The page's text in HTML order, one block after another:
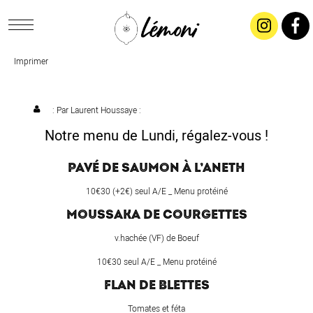
CONCEPT
SALADES & BUFFETS
Imprimer
: Par Laurent Houssaye:
Notre menu de Lundi, régalez-vous !
PAVÉ DE SAUMON À L’ANETH
10€30 (+2€) seul A/E _ Menu protéiné
MOUSSAKA DE COURGETTES
v.hachée (VF) de Boeuf
10€30 seul A/E _ Menu protéiné
FLAN DE BLETTES
Tomates et féta